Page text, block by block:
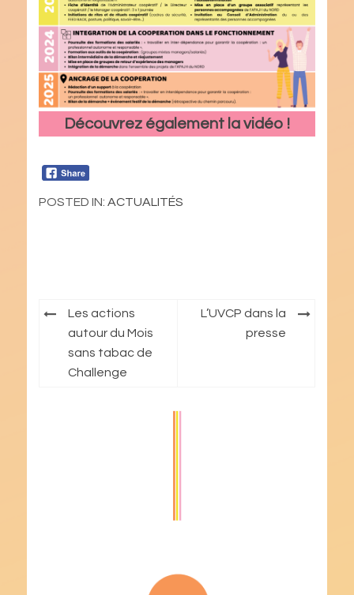
Découvrez également la vidéo !
POSTED IN: ACTUALITÉS
Navigation
l’article
Les actions
autour du Mois
sans tabac de
Challenge
L’UVCP dans la
presse